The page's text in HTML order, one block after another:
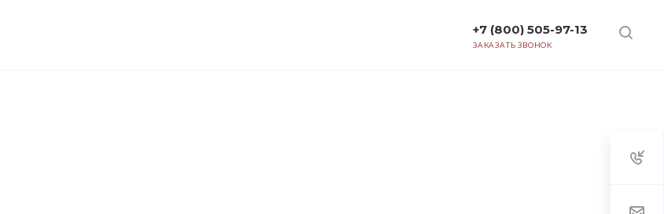
+7 (800) 505-97-13
ЗАКАЗАТЬ ЗВОНОК